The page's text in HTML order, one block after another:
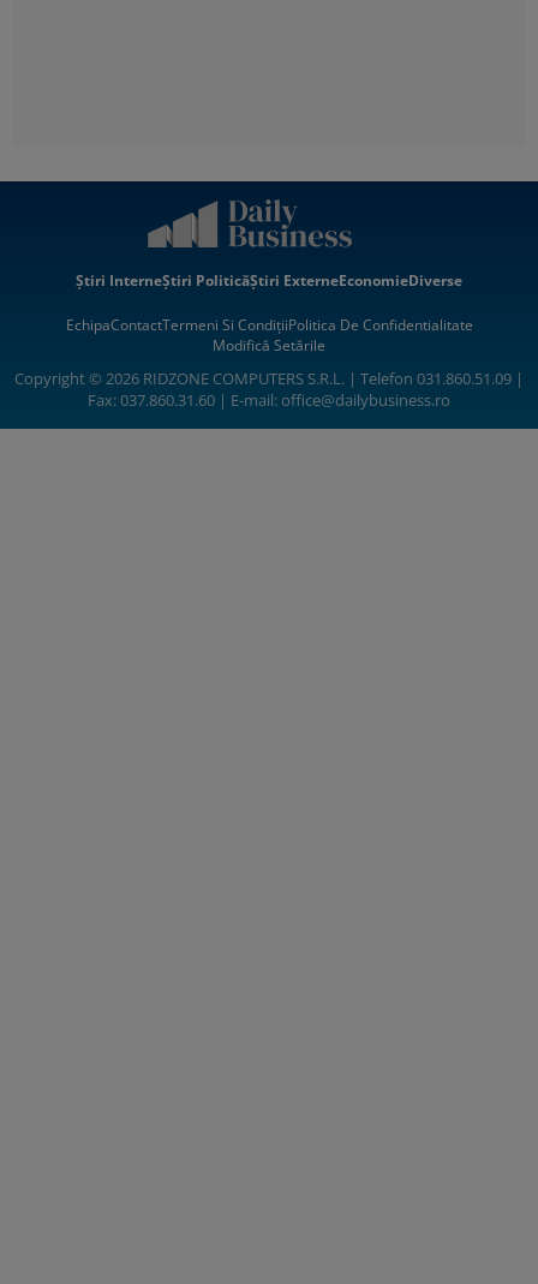
Știri InterneȘtiri PoliticăȘtiri ExterneEconomieDiverse
EchipaContactTermeni Si CondițiiPolitica De Confidentialitate
Modifică Setările
Copyright © 2026 RIDZONE COMPUTERS S.R.L. | Telefon 031.860.51.09 |
Fax: 037.860.31.60 | E-mail:office@dailybusiness.ro